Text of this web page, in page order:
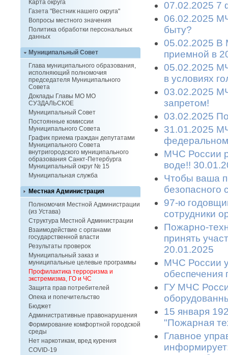
Карта округа
Газета "Вестник нашего округа"
Вопросы местного значения
Политика обработки персональных
данных
Муниципальный Совет
Глава муниципального образования,
исполняющий полномочия
председателя Муниципального
Совета
Доклады Главы МО МО
СУЗДАЛЬСКОЕ
Муниципальный Совет
Постоянные комиссии
Муниципального Совета
График приема граждан депутатами
Муниципального Совета
внутригородского муниципального
образования Санкт-Петербурга
Муниципальный округ № 15
Муниципальная служба
Местная Администрация
Полномочия Местной Администрации
(из Устава)
Структура Местной Администрации
Взаимодействие с органами
государственной власти
Результаты проверок
Муниципальный заказ и
муниципальные целевые программы
Профилактика терроризма и
экстремизма, ГО и ЧС
Защита прав потребителей
Опека и попечительство
Бюджет
Административные правонарушения
Формирование комфортной городской
среды
Нет наркотикам, вред курения
COVID-19
07.02.2025 7
06.02.2025
быту?
05.02.2025 В
приемной в
05.02.2025
в условиях
03.02.2025
запретом!
03.02.2025
31.01.2025
МЧС России
воде!!
Чтобы ваша
безопасного
97-ю
сотрудники
Пожарно-
принять
20.01.2025
МЧС России
обеспечения
ГУ МЧС
15 января
"Пожарная
Главное